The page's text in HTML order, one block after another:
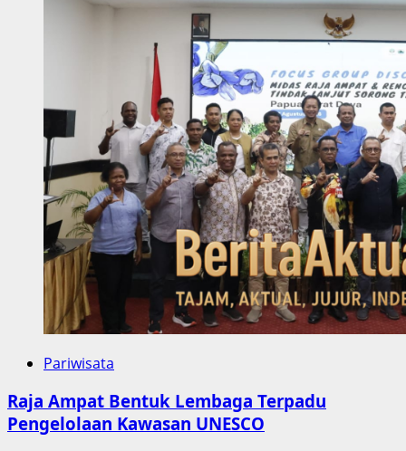
Pariwisata
Raja Ampat Bentuk Lembaga Terpadu
Pengelolaan Kawasan UNESCO